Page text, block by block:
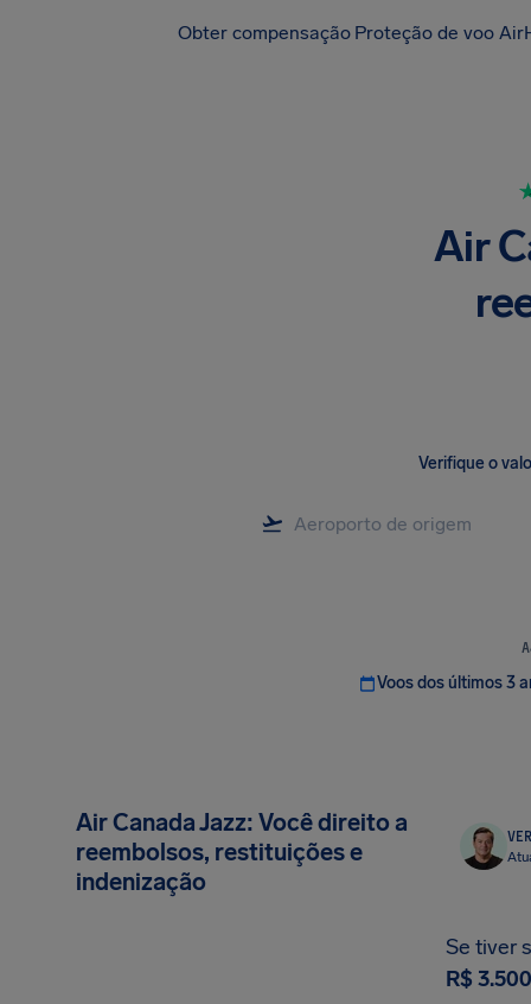
Obter compensação Proteção de voo
Air
Verifique o
Voos dos últimos 3
Air Canada Jazz: Você direito a
reembolsos, restituições e
indenização
Se tiver
R$ 3.500